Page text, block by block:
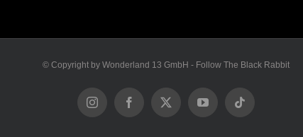
© Copyright by Wonderland 13 GmbH - Follow The Black Rabbit
InstagramFacebook
X YouTubeTiktok